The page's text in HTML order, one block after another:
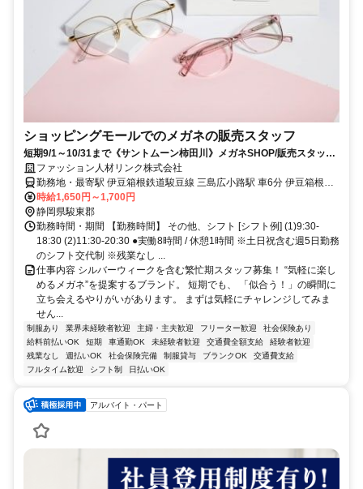
ショッピングモールでのメガネの販売スタッフ
短期9/1～10/31まで《サントムーン柿田川》メガネSHOP/販売スタッフ
▼高時給1650～1700円！前払いあり
ファッション人材リンク株式会社
勤務地・最寄駅 伊豆箱根鉄道駿豆線 三島広小路駅 車6分 伊豆箱根鉄
道駿豆線 三島田町駅 車11分 JR東海道本線(熱海～浜松) 三島駅 車12
分
時給1,650円～1,700円
静岡県駿東郡
勤務時間・期間 【勤務時間】 その他、シフト [シフト例] (1)9:30-
18:30 (2)11:30-20:30 ●実働8時間 / 休憩1時間 ※土日祝含む週5日勤務
のシフト交代制 ※残業なし ...
仕事内容 シルバーウィークを含む繁忙期スタッフ募集！ “気軽に楽し
めるメガネ”を提案するブランド。 短期でも、 「似合う！」の瞬間に
立ち会えるやりがいがあります。 まずは気軽にチャレンジしてみま
せん...
制服あり 業界未経験者歓迎 主婦・主夫歓迎 フリーター歓迎
社会保険あり
給料前払いOK
短期 車通勤OK 未経験者歓迎 交通費全額支給
経験者歓迎
残業なし
週払いOK 社会保険完備 制服貸与 ブランクOK
交通費支給
フルタイム歓迎
シフト制 日払いOK
アルバイト・パート